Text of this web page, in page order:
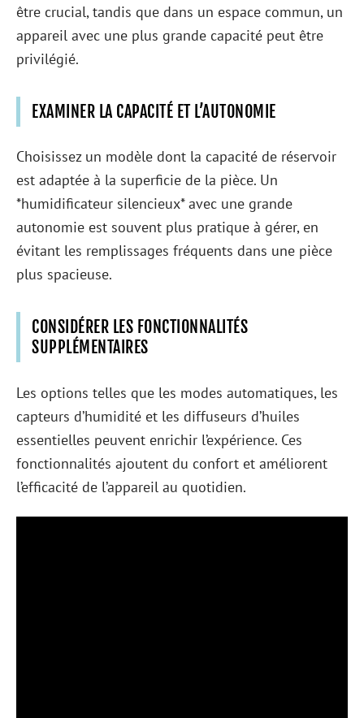
être crucial, tandis que dans un espace commun, un
appareil avec une plus grande capacité peut être
privilégié.
EXAMINER LA CAPACITÉ ET L’AUTONOMIE
Choisissez un modèle dont la capacité de réservoir
est adaptée à la superficie de la pièce. Un
*humidificateur silencieux* avec une grande
autonomie est souvent plus pratique à gérer, en
évitant les remplissages fréquents dans une pièce
plus spacieuse.
CONSIDÉRER LES FONCTIONNALITÉS
SUPPLÉMENTAIRES
Les options telles que les modes automatiques, les
capteurs d’humidité et les diffuseurs d’huiles
essentielles peuvent enrichir l’expérience. Ces
fonctionnalités ajoutent du confort et améliorent
l’efficacité de l’appareil au quotidien.